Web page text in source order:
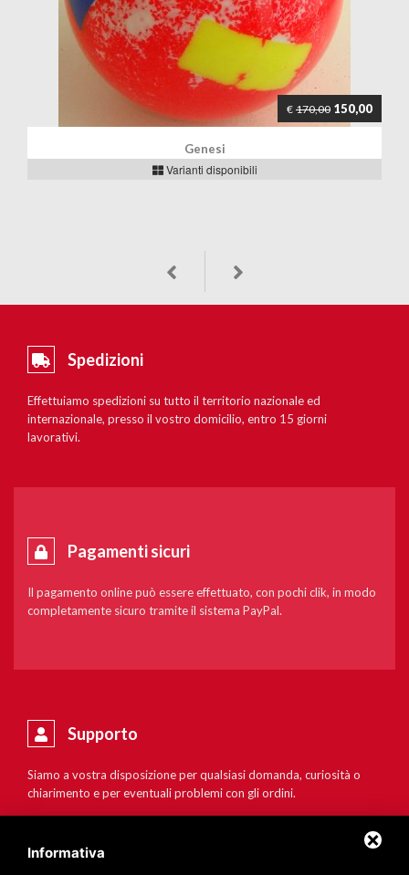
€ 170,00 150,00
Genesi
Varianti disponibili
Spedizioni
Effettuiamo spedizioni su tutto il territorio nazionale ed
internazionale, presso il vostro domicilio, entro 15 giorni
lavorativi.
Pagamenti sicuri
Il pagamento online può essere effettuato, con pochi clik, in modo
completamente sicuro tramite il sistema PayPal.
Supporto
Siamo a vostra disposizione per qualsiasi domanda, curiosità o
chiarimento e per eventuali problemi con gli ordini.
Informativa